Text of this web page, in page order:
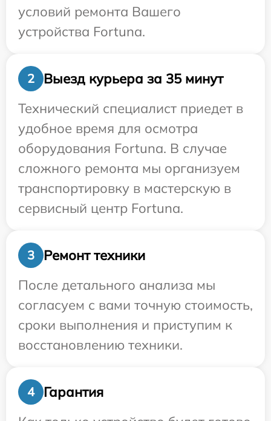
условий ремонта Вашего
устройства Fortuna.
2
Выезд курьера за 35 минут
Технический специалист приедет в
удобное время для осмотра
оборудования Fortuna. В случае
сложного ремонта мы организуем
транспортировку в мастерскую в
сервисный центр Fortuna.
3
Ремонт техники
После детального анализа мы
согласуем с вами точную стоимость,
сроки выполнения и приступим к
восстановлению техники.
4
Гарантия